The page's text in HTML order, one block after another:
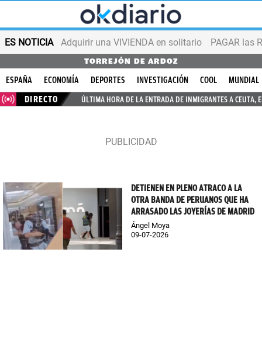
ES NOTICIA Adquirir una VIVIENDA en solitario PAGAR las
TORREJÓN DE ARDOZ
ESPAÑA ECONOMÍA DEPORTES INVESTIGACIÓN COOL
MUNDIAL
DIRECTO
ÚLTIMA HORA DE LA ENTRADA DE INMIGRANTES A CEUTA,
DETIENEN EN PLENO ATRACO A LA
OTRA BANDA DE PERUANOS QUE HA
ARRASADO LAS JOYERÍAS DE MADRID
Ángel Moya
09-07-2026